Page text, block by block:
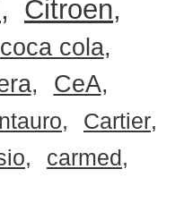
Citroen
coca cola
CeA
Cartier
carmed